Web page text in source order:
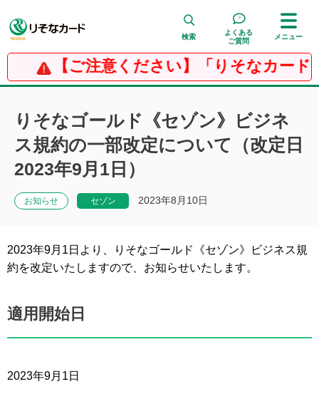
検索
よくある
ご質問
メニュー
検 索
【ご注意ください】「りそなカード
りそなゴールド《セゾン》ビジネ
ス規約の一部改定について（改定日
2023年9月1日）
お知らせ セゾン 2023年8月10日
2023年9月1日より、りそなゴールド《セゾン》ビジネス規
約を改定いたしますので、お知らせいたします。
適用開始日
2023年9月1日